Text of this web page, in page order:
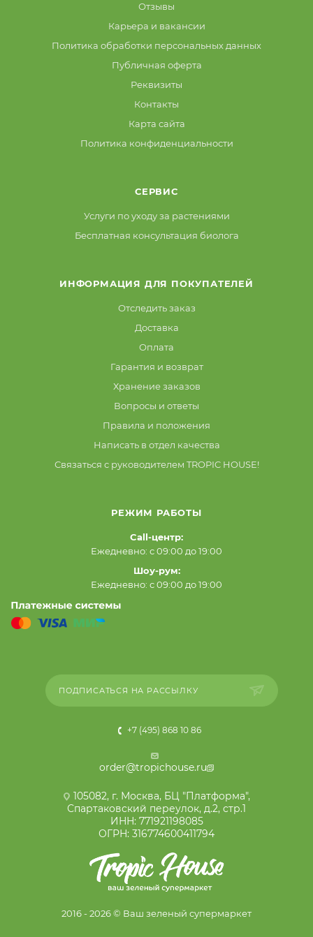
Отзывы
Карьера и вакансии
Политика обработки персональных данных
Публичная оферта
Реквизиты
Контакты
Карта сайта
Политика конфиденциальности
СЕРВИС
Услуги по уходу за растениями
Бесплатная консультация биолога
ИНФОРМАЦИЯ ДЛЯ ПОКУПАТЕЛЕЙ
Отследить заказ
Доставка
Оплата
Гарантия и возврат
Хранение заказов
Вопросы и ответы
Правила и положения
Написать в отдел качества
Связаться с руководителем TROPIC HOUSE!
РЕЖИМ РАБОТЫ
Call-центр:
Ежедневно: с 09:00 до 19:00
Шоу-рум:
Ежедневно: с 09:00 до 19:00
ПОДПИСАТЬСЯ НА РАССЫЛКУ
+7 (495) 868 10 86
order@tropichouse.ru
105082, г. Москва, БЦ "Платформа",
Спартаковский переулок, д.2, стр.1
ИНН: 771921198085
ОГРН: 316774600411794
2016 - 2026 © Ваш зеленый супермаркет